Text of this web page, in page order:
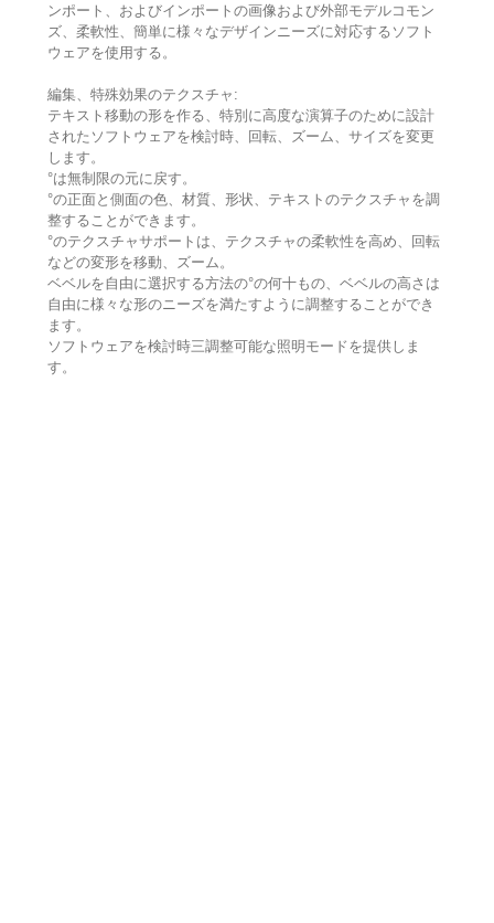
ンポート、およびインポートの画像および外部モデルコモン
ズ、柔軟性、簡単に様々なデザインニーズに対応するソフト
ウェアを使用する。
編集、特殊効果のテクスチャ:
テキスト移動の形を作る、特別に高度な演算子のために設計
されたソフトウェアを検討時、回転、ズーム、サイズを変更
します。
°は無制限の元に戻す。
°の正面と側面の色、材質、形状、テキストのテクスチャを調
整することができます。
°のテクスチャサポートは、テクスチャの柔軟性を高め、回転
などの変形を移動、ズーム。
ベベルを自由に選択する方法の°の何十もの、ベベルの高さは
自由に様々な形のニーズを満たすように調整することができ
ます。
ソフトウェアを検討時三調整可能な照明モードを提供しま
す。